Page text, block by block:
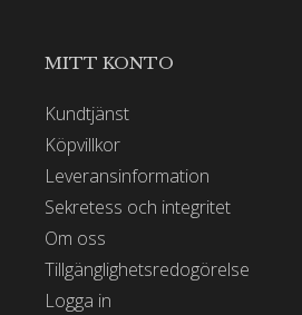
MITT KONTO
Kundtjänst
Köpvillkor
Leveransinformation
Sekretess och integritet
Om oss
Tillgänglighetsredogörelse
Logga in